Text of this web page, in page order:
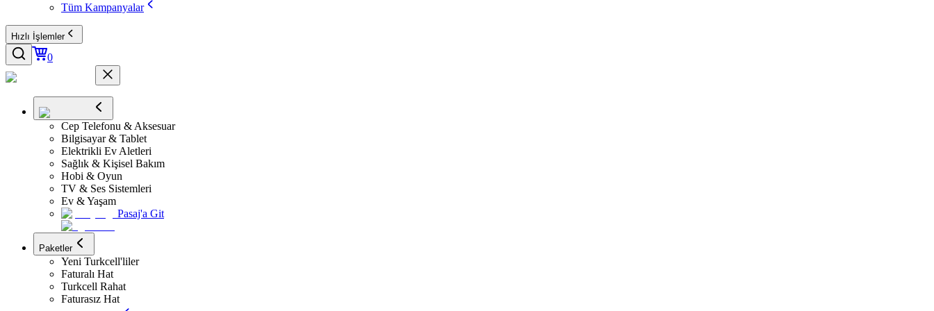
Tüm Kampanyalar
Hızlı İşlemler
0
Cep Telefonu & Aksesuar
Bilgisayar & Tablet
Elektrikli Ev Aletleri
Sağlık & Kişisel Bakım
Hobi & Oyun
TV & Ses Sistemleri
Ev & Yaşam
Pasaj'a Git
Paketler
Yeni Turkcell'liler
Faturalı Hat
Turkcell Rahat
Faturasız Hat